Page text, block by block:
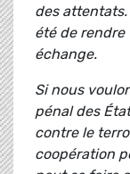
des
été de
échange.
Si nous
pénal des
contre le
coopération